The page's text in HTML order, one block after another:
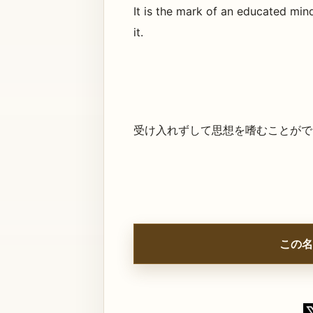
It is the mark of an educated
it.
受け入れずして思想を嗜むことが
この